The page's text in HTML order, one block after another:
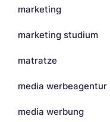
marketing
marketing studium
matratze
media werbeagentur
media werbung